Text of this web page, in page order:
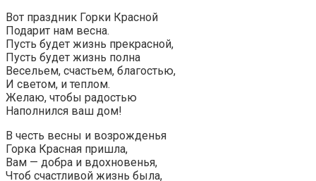
Вот праздник Горки Красной
Подарит нам весна.
Пусть будет жизнь прекрасной,
Пусть будет жизнь полна
Весельем, счастьем, благостью,
И светом, и теплом.
Желаю, чтобы радостью
Наполнился ваш дом!
В честь весны и возрожденья
Горка Красная пришла,
Вам — добра и вдохновенья,
Чтоб счастливой жизнь была,